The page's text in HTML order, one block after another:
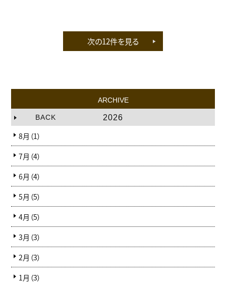
次の12件を見る
ARCHIVE
BACK 2026
8月（1）
7月（4）
6月（4）
5月（5）
4月（5）
3月（3）
2月（3）
1月（3）